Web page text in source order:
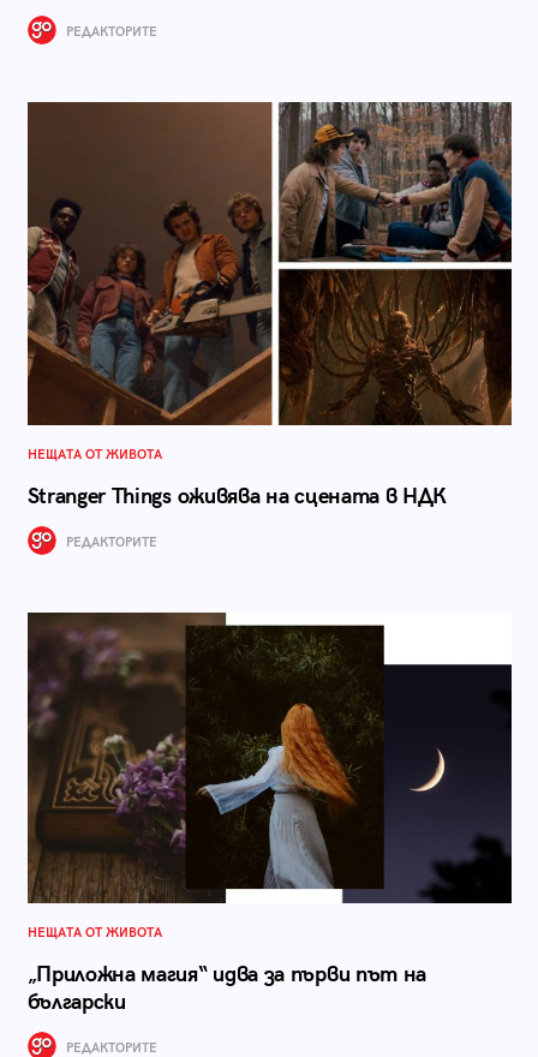
РЕДАКТОРИТЕ
НЕЩАТА ОТ ЖИВОТА
Stranger Things оживява на сцената в НДК
РЕДАКТОРИТЕ
НЕЩАТА ОТ ЖИВОТА
„Приложна магия“ идва за първи път на
български
РЕДАКТОРИТЕ